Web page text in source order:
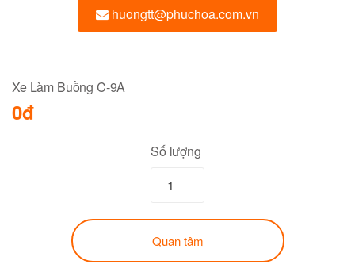
huongtt@phuchoa.com.vn
Xe Làm Buồng C-9A
0đ
Số lượng
Quan tâm